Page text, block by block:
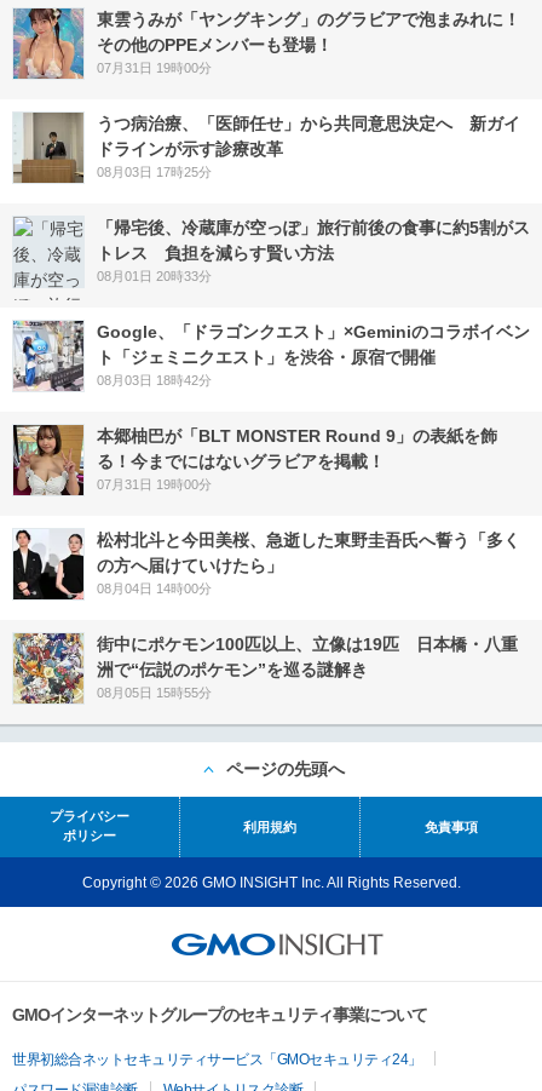
東雲うみが「ヤングキング」のグラビアで泡まみれに！
その他のPPEメンバーも登場！
07月31日 19時00分
うつ病治療、「医師任せ」から共同意思決定へ 新ガイ
ドラインが示す診療改革
08月03日 17時25分
「帰宅後、冷蔵庫が空っぽ」旅行前後の食事に約5割がス
トレス 負担を減らす賢い方法
08月01日 20時33分
Google、「ドラゴンクエスト」×Geminiのコラボイベン
ト「ジェミニクエスト」を渋谷・原宿で開催
08月03日 18時42分
本郷柚巴が「BLT MONSTER Round 9」の表紙を飾
る！今までにはないグラビアを掲載！
07月31日 19時00分
松村北斗と今田美桜、急逝した東野圭吾氏へ誓う「多く
の方へ届けていけたら」
08月04日 14時00分
街中にポケモン100匹以上、立像は19匹 日本橋・八重
洲で“伝説のポケモン”を巡る謎解き
08月05日 15時55分
ページの先頭へ
プライバシー
ポリシー
利用規約 免責事項
Copyright © 2026 GMO INSIGHT Inc. All Rights Reserved.
GMOインターネットグループのセキュリティ事業について
世界初総合ネットセキュリティサービス「GMOセキュリティ24」